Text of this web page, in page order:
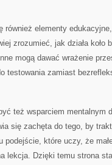
również elementy
zrozumieć, jak działa koło
mogą dawać wrażenie
testowania zamiast
też wsparciem mentalnym
się zachęta do tego, by
podejście, które uczy, że
lekcja. Dzięki temu strona